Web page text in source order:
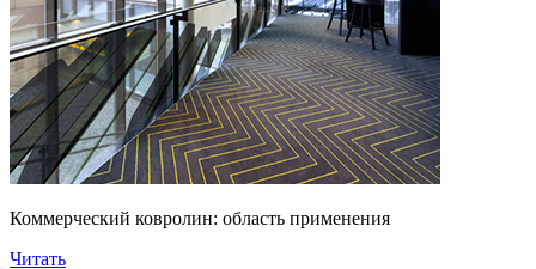
Коммерческий ковролин: область применения
Читать